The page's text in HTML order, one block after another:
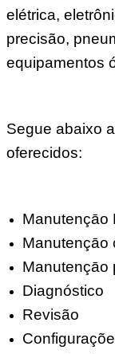
elétrica,
precisão,
equipamentos
Segue abaixo
oferecidos:
Manutençāo
Manutençāo
Manutençāo
Diagnóstico
Revisão